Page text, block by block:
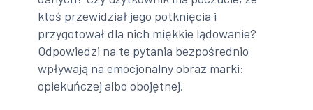
ktoś przewidział jego potknięcia i
przygotował dla nich miękkie lądowanie?
Odpowiedzi na te pytania bezpośrednio
wpływają na emocjonalny obraz marki:
opiekuńczej albo obojętnej.